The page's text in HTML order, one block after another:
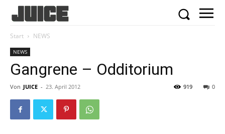
Start NEWS
NEWS
Gangrene – Odditorium
Von JUICE - 23. April 2012 0
919